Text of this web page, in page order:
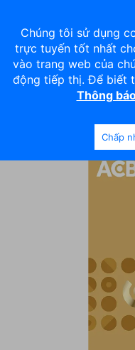
ACB JCB
Chúng tôi sử dụng
trực tuyến tốt nhất
vào trang web của
động tiếp thị. Để biết
Thông
Chấp